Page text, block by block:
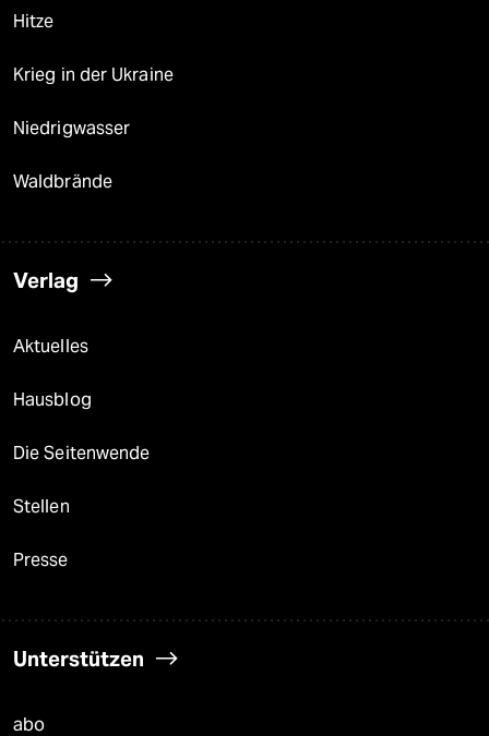
Hitze
Krieg in der Ukraine
Niedrigwasser
Waldbrände
Verlag
Aktuelles
Hausblog
Die Seitenwende
Stellen
Presse
Unterstützen
abo